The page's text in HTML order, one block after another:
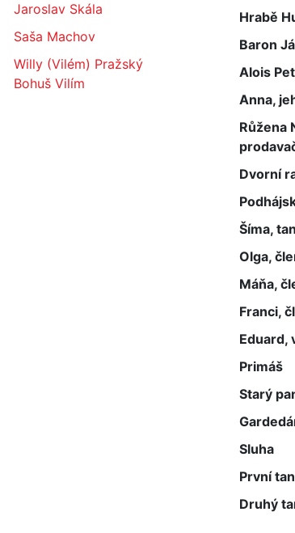
Jaroslav Skála
Saša Machov
Willy (Vilém) Pražský
Bohuš Vilím
Hrabě
Baron
Alois
Anna,
Růžena
Dvorní
Šíma,
Olga,
Máňa,
Franci,
Eduard,
Primáš
Starý
Sluha
První
Druhý